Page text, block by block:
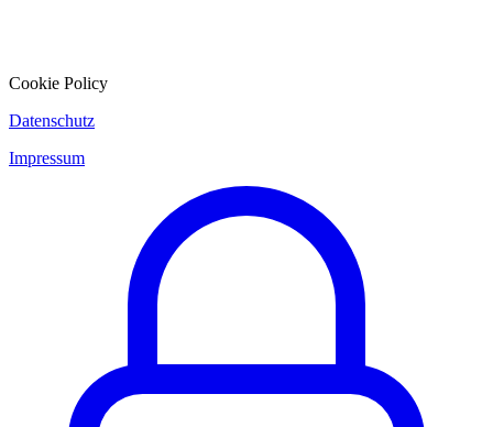
Cookie Policy
Datenschutz
Impressum